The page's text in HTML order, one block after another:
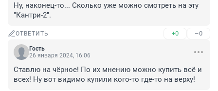
Ну, наконец-то... Сколько уже можно смотреть на эту
"Кантри-2".
ОТВЕТИТЬ +0 –0
Гость
26 января 2024, 16:06
Ставлю на чёрное! По их мнению можно купить всё и
всех! Ну вот видимо купили кого-то где-то на верху!